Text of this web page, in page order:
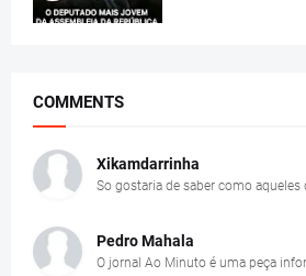
COMMENTS
Xikamdarrinha
So gostaria de saber como aqueles
Pedro Mahala
O jornal Ao Minuto é uma peça